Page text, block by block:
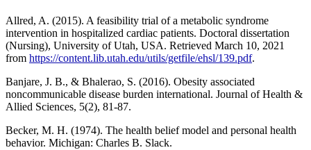
Allred, A. (2015). A feasibility trial of a metabolic syndrome
intervention in hospitalized cardiac patients. Doctoral dissertation
(Nursing), University of Utah, USA. Retrieved March 10, 2021
from https://content.lib.utah.edu/utils/getfile/ehsl/139.pdf.
Banjare, J. B., & Bhalerao, S. (2016). Obesity associated
noncommunicable disease burden international. Journal of Health &
Allied Sciences, 5(2), 81-87.
Becker, M. H. (1974). The health belief model and personal health
behavior. Michigan: Charles B. Slack.